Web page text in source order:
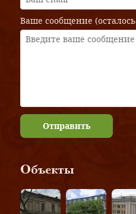
Ваше сообщение (осталось
Отправить
Объекты